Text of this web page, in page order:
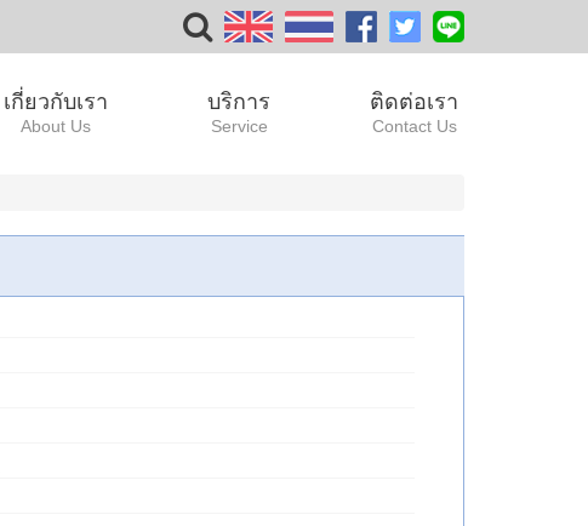
เกี่ยวกับเรา
About Us
บริการ
Service
ติดต่อเรา
Contact Us